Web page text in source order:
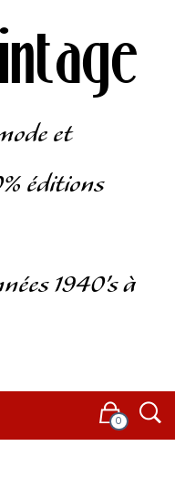
et
éditions
1940’s à
0